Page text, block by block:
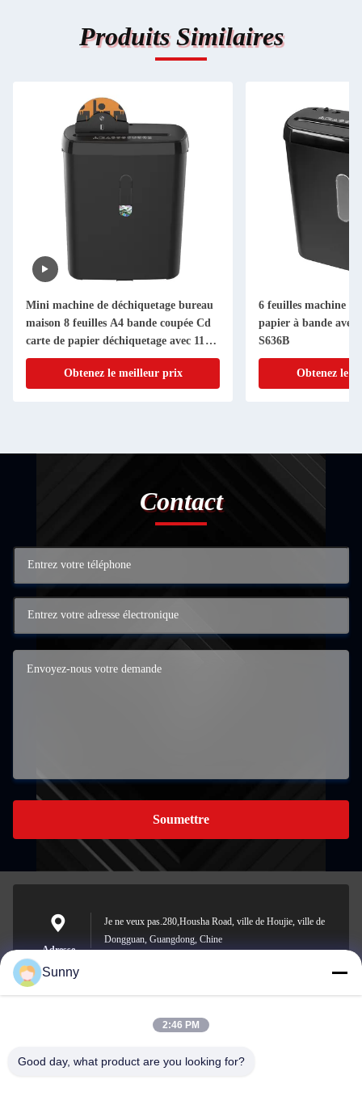
Produits Similaires
Mini machine de déchiquetage bureau
maison 8 feuilles A4 bande coupée Cd
carte de papier déchiquetage avec 11L
Bin SD108P
Obtenez le meilleur prix
6 feuilles machine à
papier à bande
S636B
Obtenez le
Contact
Soumettre
Adresse
Je ne veux pas.280,Housha Road, ville de Houjie, ville de
Dongguan, Guangdong, Chine
E-mail
sunny.xu@woolsche.com
Sunny
2:46 PM
Good day, what product are you looking for?